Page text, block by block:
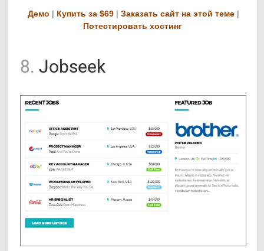
Демо | Купить за $69 |Заказать сайт на этой теме |
Потестировать хостинг
8. Jobseek